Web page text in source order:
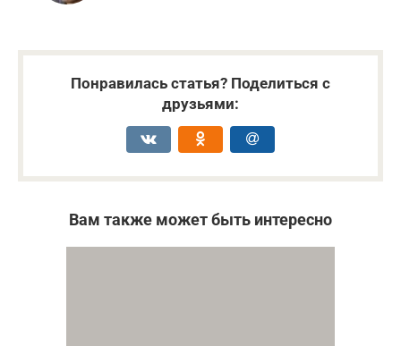
Понравилась статья? Поделиться с
друзьями:
Вам также может быть интересно